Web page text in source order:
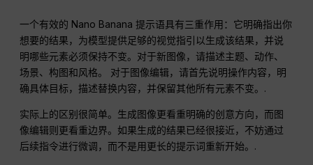
一个有效的 Nano Banana 提示语具有三重作用：它明确指出你
想要的结果，为模型提供足够的视觉指引以生成该结果，并说
明哪些元素必须保持不变。对于新图像，请描述主题、动作、
场景、构图和风格。 对于图像编辑，请首先说明操作内容，明
确具体目标，描述替换内容，并保留其他所有元素不变。.
实际上的区别很简单。生成图像更看重明确的创意方向，而图
像编辑则更看重边界。如果生成的结果已经很接近，不妨通过
后续指令进行微调，而不是用更长的提示词重新开始。.